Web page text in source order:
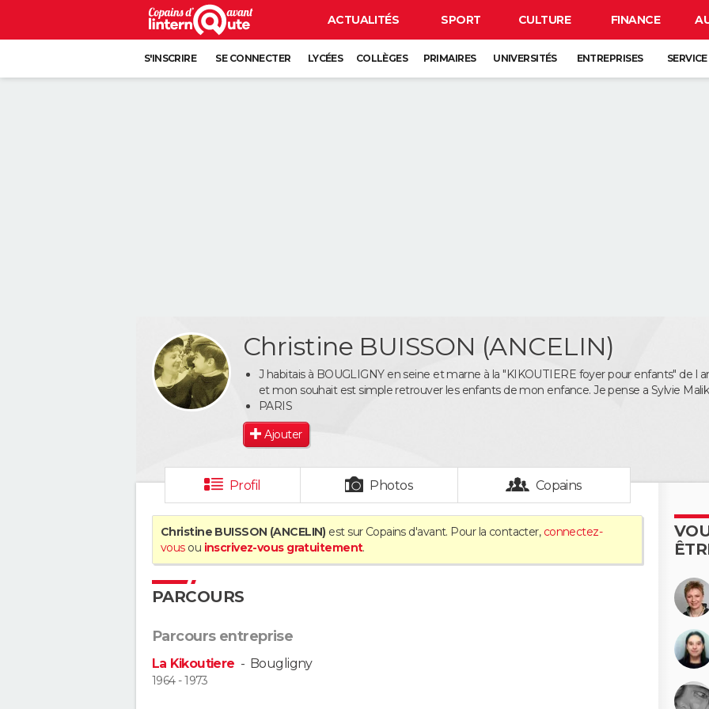
ACTUALITÉS SPORT CULTURE FINANCE
S'INSCRIRE SE CONNECTER LYCÉES COLLÈGES PRIMAIRES UNIVERSITÉS ENTREPRISES
Christine BUISSON (ANCELIN)
J habitais à BOUGLIGNY en seine et marne à la "KIKOUTIERE foyer pour enfants" de l
et mon souhait est simple retrouver les enfants de mon enfance. Je pense a Sylvie
PARIS
Ajouter
Profil Photos Copains
Christine BUISSON (ANCELIN) est sur Copains d'avant. Pour la contacter, connectez-
vousou inscrivez-vous gratuitement.
PARCOURS
Parcours entreprise
La Kikoutiere - Bougligny
1964 - 1973